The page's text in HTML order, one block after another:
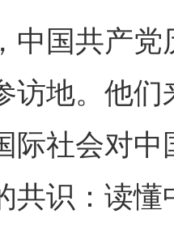
国共产党
访地。他
际社会对
共识：读